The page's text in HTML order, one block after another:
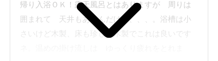
帰り入浴ＯＫ！露天風呂とはありますが 周りは
囲まれて 天井もあるんだけど、、、。浴槽は小
さいけど木製、床も珍しい木製でこれは良いです